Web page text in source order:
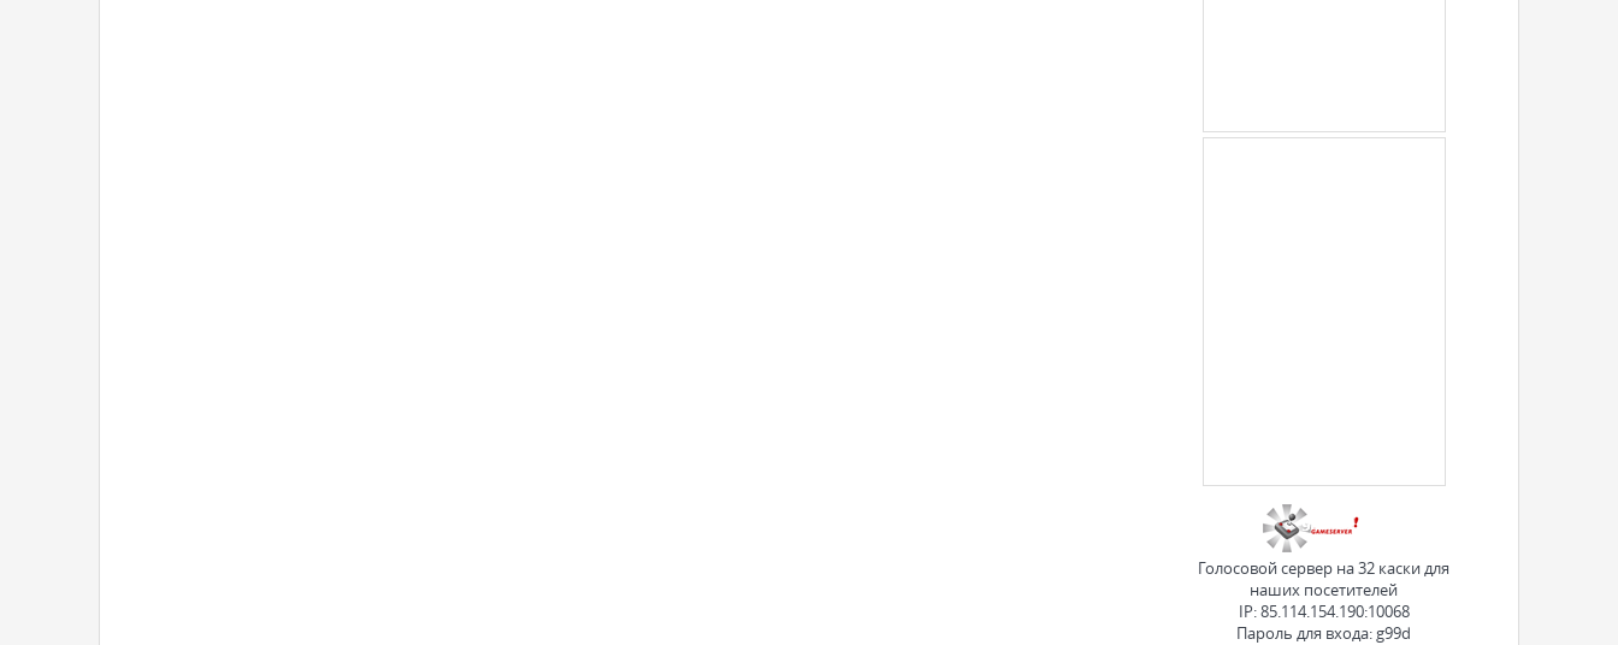
Голосовой сервер на 32 каски для
наших посетителей
IP: 85.114.154.190:10068
Пароль для входа: g99d